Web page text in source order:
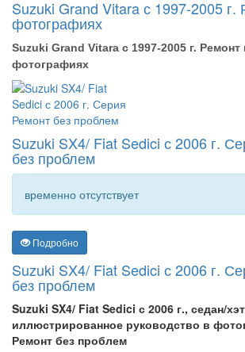
Suzuki Grand Vitara с 1997-2005 г.
фотографиях
Suzuki Grand Vitara с 1997-2005 г. Ремонт
фотографиях
Suzuki SX4/ Fiat Sedici с 2006 г.
без проблем
временно отсутствует
Подробно
Suzuki SX4/ Fiat Sedici с 2006 г.
без проблем
Suzuki SX4/ Fiat Sedici с 2006 г., седан/
иллюстрированное руководство в
Ремонт без проблем